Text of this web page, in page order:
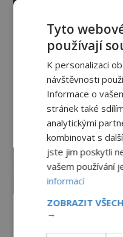
Tyto
používají
K personalizaci
návštěvnosti
Informace o
stránek také
analytickými
kombinovat s
jste jim poskytli
vašem používání
informací
ZOBRAZIT
→